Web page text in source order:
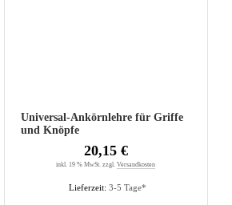
Universal-Ankörnlehre für Griffe
und Knöpfe
Lieferzeit:3-5 Tage*
20,15 €
inkl. 19 % MwSt. zzgl.Versandkosten